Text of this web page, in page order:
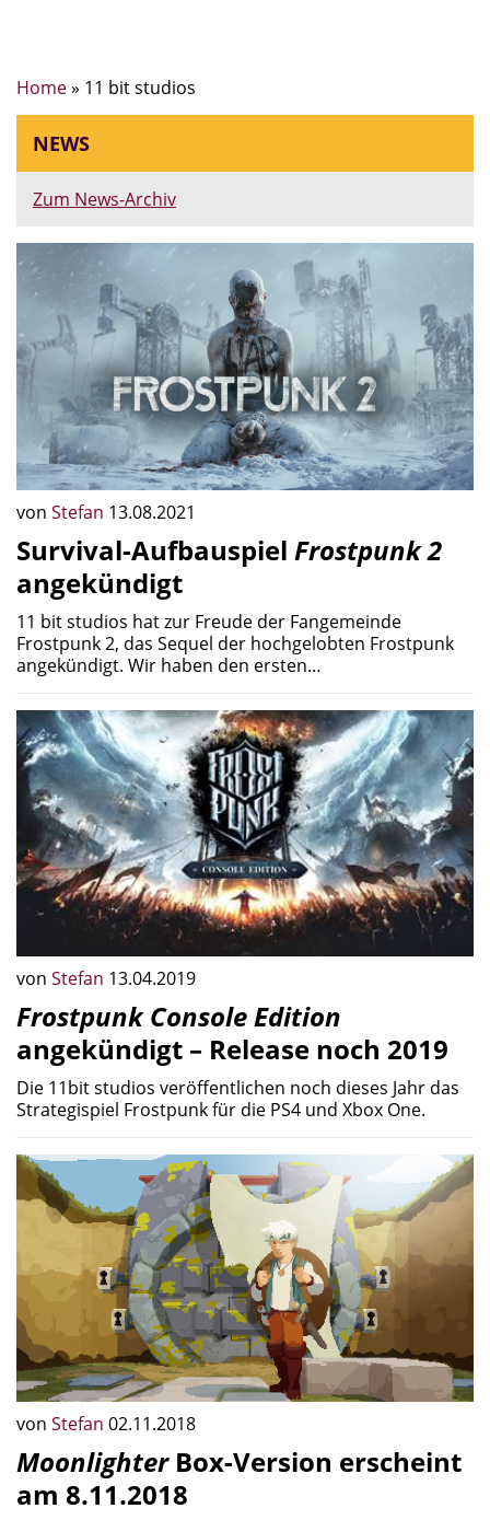
Home» 11 bit studios
NEWS
Zum News-Archiv
von Stefan 13.08.2021
Survival-Aufbauspiel Frostpunk 2
angekündigt
11 bit studios hat zur Freude der Fangemeinde
Frostpunk 2, das Sequel der hochgelobten Frostpunk
angekündigt. Wir haben den ersten…
von Stefan 13.04.2019
Frostpunk Console Edition
angekündigt – Release noch 2019
Die 11bit studios veröffentlichen noch dieses Jahr das
Strategispiel Frostpunk für die PS4 und Xbox One.
von Stefan 02.11.2018
MoonlighterBox-Version erscheint
am 8.11.2018